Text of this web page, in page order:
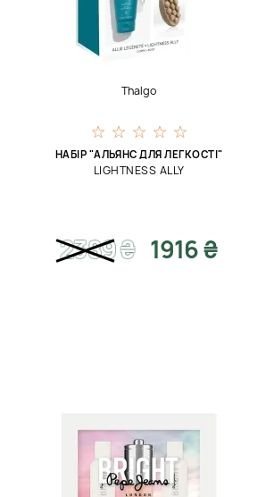
Thalgo
НАБІР "АЛЬЯНС ДЛЯ ЛЕГКОСТІ"
LIGHTNESS ALLY
2389₴ 1916 ₴